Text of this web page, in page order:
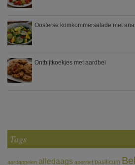
Oosterse komkommersalade met
Ontbijtkoekjes met aardbei
Tags
aardappelen alledaags aperitief basilicum